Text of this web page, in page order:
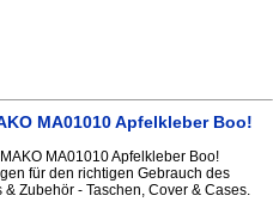
MA01010 Apfelkleber Boo!
MA01010 Apfelkleber Boo!
für den richtigen Gebrauch des
Zubehör - Taschen, Cover & Cases.